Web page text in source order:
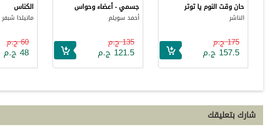
حان وقت النوم يا توتر
الناشر
175 ج.م
157.5 ج.م
جسمي - أعضاء وحواس
أحمد سويلم
135 ج.م
121.5 ج.م
الكناس
ماتيلدا شبفر
60 ج.م
48 ج.م
شارك بتعليقك